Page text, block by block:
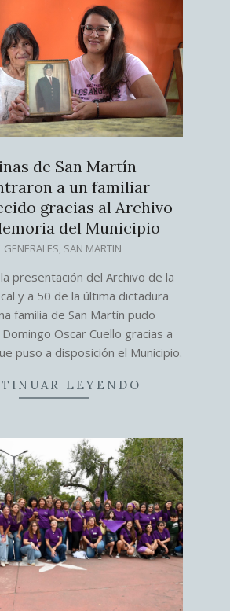
de San Martín
a un familiar
gracias al Archivo
del Municipio
GENERALES, SAN MARTIN
presentación del Archivo de la
y a 50 de la última dictadura
familia de San Martín pudo
Oscar Cuello gracias a
puso a disposición el Municipio.
LEYENDO